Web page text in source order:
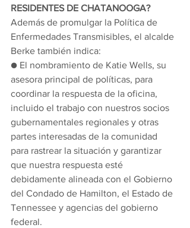
RESIDENTES DE CHATANOOGA?
Además de promulgar la Política de
Enfermedades Transmisibles, el alcalde
Berke también indica:
● El nombramiento de Katie Wells, su
asesora principal de políticas, para
coordinar la respuesta de la oficina,
incluido el trabajo con nuestros socios
gubernamentales regionales y otras
partes interesadas de la comunidad
para rastrear la situación y garantizar
que nuestra respuesta esté
debidamente alineada con el Gobierno
del Condado de Hamilton, el Estado de
Tennessee y agencias del gobierno
federal.